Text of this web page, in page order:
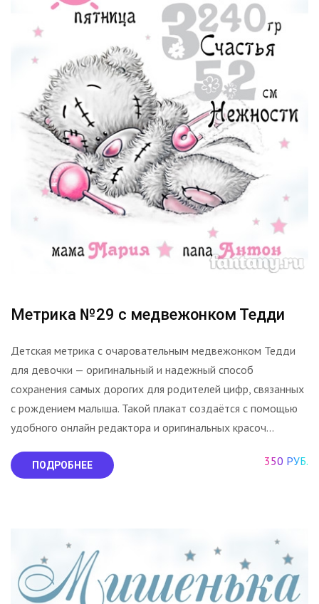
Метрика №29 с медвежонком Тедди
Детская метрика с очаровательным медвежонком Тедди
для девочки — оригинальный и надежный способ
сохранения самых дорогих для родителей цифр, связанных
с рождением малыша. Такой плакат создаётся с помощью
удобного онлайн редактора и оригинальных красоч...
ПОДРОБНЕЕ 350 РУБ.